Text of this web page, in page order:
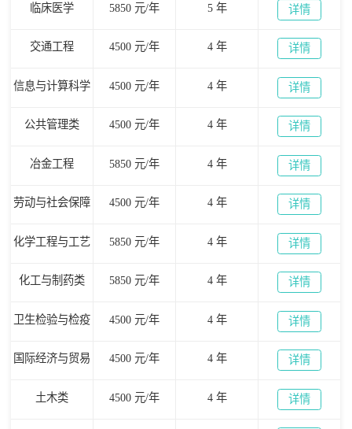
临床医学 5850 元/年 5 年 详情
交通工程 4500 元/年 4 年 详情
信息与计算科学 4500 元/年 4 年 详情
公共管理类 4500 元/年 4 年 详情
冶金工程 5850 元/年 4 年 详情
劳动与社会保障 4500 元/年 4 年 详情
化学工程与工艺 5850 元/年 4 年 详情
化工与制药类 5850 元/年 4 年 详情
卫生检验与检疫 4500 元/年 4 年 详情
国际经济与贸易 4500 元/年 4 年 详情
土木类 4500 元/年 4 年 详情